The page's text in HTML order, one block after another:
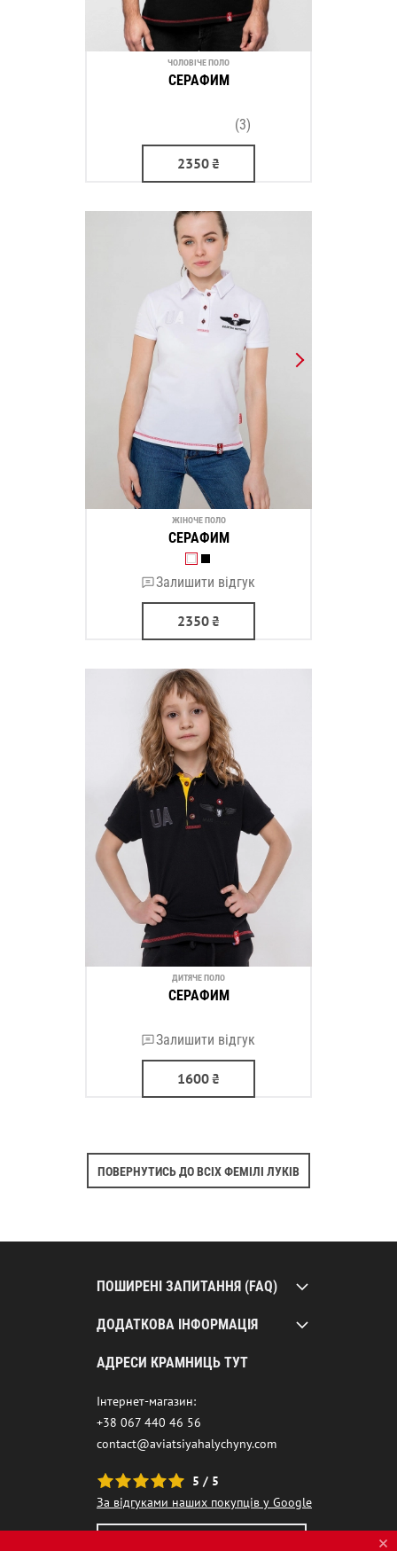
ЧОЛОВІЧЕ ПОЛО
СЕРАФИМ
(3)
2350₴
ЖІНОЧЕ ПОЛО
СЕРАФИМ
Залишити відгук
2350₴
ДИТЯЧЕ ПОЛО
СЕРАФИМ
Залишити відгук
1600₴
ПОВЕРНУТИСЬ ДО ВСІХ ФЕМІЛІ ЛУКІВ
ПОШИРЕНІ ЗАПИТАННЯ (FAQ)
ДОДАТКОВА ІНФОРМАЦІЯ
АДРЕСИ КРАМНИЦЬ ТУТ
Інтернет-магазин:
+38 067 440 46 56
contact@aviatsiyahalychyny.com
5 / 5
За відгуками наших покупців у Google